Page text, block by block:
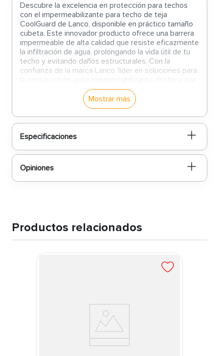
Descubre la excelencia en protección para techos
con el impermeabilizante para techo de teja
CoolGuard de Lanco, disponible en práctico tamaño
cubeta. Este innovador producto ofrece una barrera
impermeable de alta calidad que resiste eficazmente
la infiltración de agua, prolongando la vida útil de tu
techo y evitando daños estructurales. Con la
confianza de la marca Lanco, líder en soluciones para
su durabilidad y fácil aplicación, brindando una
protección superior contra las inclemencias del
tiempo. ¡Asegura la integridad de tu hogar con el
poder de CoolGuard y disfruta de un techo más
resistente y duradero!
Mostrar más
Especificaciones
Opiniones
Productos relacionados